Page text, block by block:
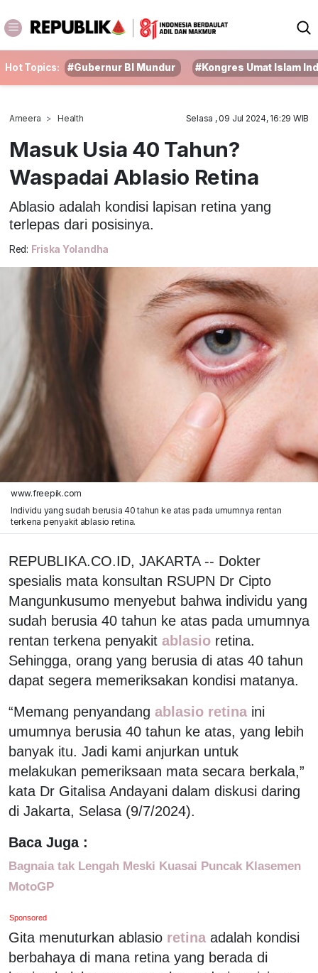
Hot Topics: #Gubernur BI Mundur #Kongres Umat Islam
Ameera Health Selasa , 09 Jul 2024, 16:29 WIB
Masuk Usia 40 Tahun?
Waspadai Ablasio Retina
Ablasio adalah kondisi lapisan retina yang
terlepas dari posisinya.
Red: Friska Yolandha
www.freepik.com
Individu yang sudah berusia 40 tahun ke atas pada umumnya rentan
terkena penyakit ablasio retina.
REPUBLIKA.CO.ID, JAKARTA -- Dokter
spesialis mata konsultan RSUPN Dr Cipto
Mangunkusumo menyebut bahwa individu yang
sudah berusia 40 tahun ke atas pada umumnya
rentan terkena penyakit ablasio retina.
Sehingga, orang yang berusia di atas 40 tahun
dapat segera memeriksakan kondisi matanya.
“Memang penyandang ablasio retina ini
umumnya berusia 40 tahun ke atas, yang lebih
banyak itu. Jadi kami anjurkan untuk
melakukan pemeriksaan mata secara berkala,”
kata Dr Gitalisa Andayani dalam diskusi daring
di Jakarta, Selasa (9/7/2024).
Baca Juga :
Bagnaia tak Lengah Meski Kuasai Puncak Klasemen
MotoGP
Sponsored
Gita menuturkan ablasio retina adalah kondisi
berbahaya di mana retina yang berada di